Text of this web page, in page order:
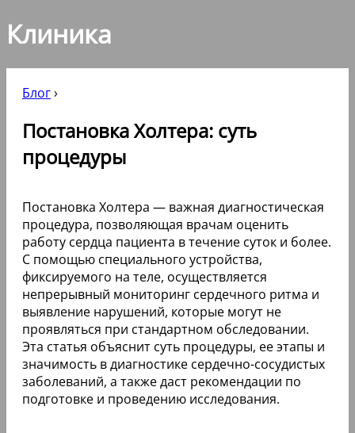
Клиника
Блог›
Постановка Холтера: суть
процедуры
Постановка Холтера — важная диагностическая
процедура, позволяющая врачам оценить
работу сердца пациента в течение суток и более.
С помощью специального устройства,
фиксируемого на теле, осуществляется
непрерывный мониторинг сердечного ритма и
выявление нарушений, которые могут не
проявляться при стандартном обследовании.
Эта статья объяснит суть процедуры, ее этапы и
значимость в диагностике сердечно-сосудистых
заболеваний, а также даст рекомендации по
подготовке и проведению исследования.